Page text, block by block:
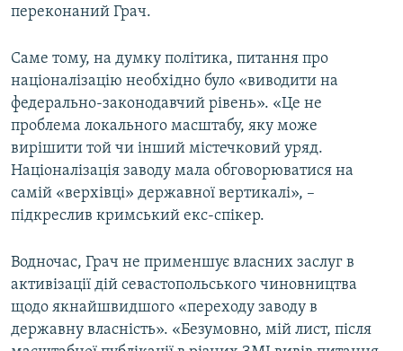
переконаний Грач.
Саме тому, на думку політика, питання про
націоналізацію необхідно було «виводити на
федерально-законодавчий рівень». «Це не
проблема локального масштабу, яку може
вирішити той чи інший містечковий уряд.
Націоналізація заводу мала обговорюватися на
самій «верхівці» державної вертикалі», –
підкреслив кримський екс-спікер.
Водночас, Грач не применшує власних заслуг в
активізації дій севастопольського чиновництва
щодо якнайшвидшого «переходу заводу в
державну власність». «Безумовно, мій лист, після